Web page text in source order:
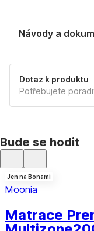
Návody a
MANUÁL
Dotaz k produktu
Potřebujete
Bude se hodit
Jen na Bonami
Moonia
Matrace